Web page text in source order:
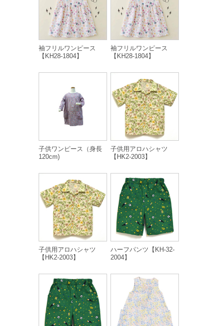
袖フリルワンピース
【KH28-1804】
袖フリルワンピース
【KH28-1804】
子供ワンピース（身長
120cm)
子供用アロハシャツ
【HK2-2003】
子供用アロハシャツ
【HK2-2003】
ハーフパンツ【KH-32-
2004】